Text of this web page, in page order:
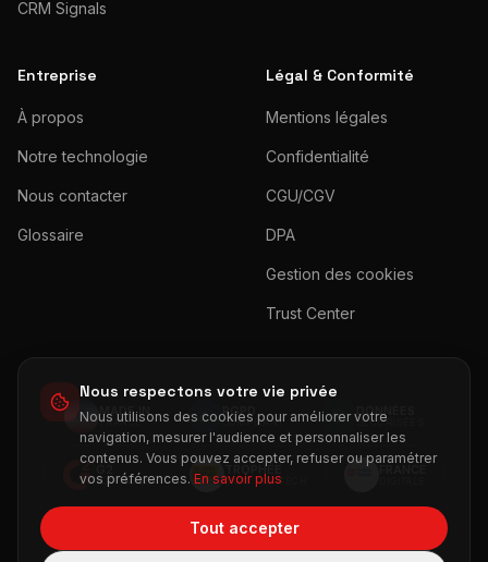
CRM Signals
Entreprise
À propos
Notre technologie
Nous contacter
Glossaire
Légal & Conformité
Mentions légales
Confidentialité
CGU/CGV
DPA
Gestion des cookies
Trust Center
MADE IN
FRANCE
★
★
★
★
★
★ RGPD
COMPLIANT
DONNÉES
SÉCURISÉES
TOP RATED
TROPHÉE
CMIT MARTECH
Nous respectons votre vie privée
Nous utilisons des cookies pour améliorer votre
navigation, mesurer l'audience et personnaliser les
contenus. Vous pouvez accepter, refuser ou paramétrer
vos préférences. En savoir plus
Tout accepter